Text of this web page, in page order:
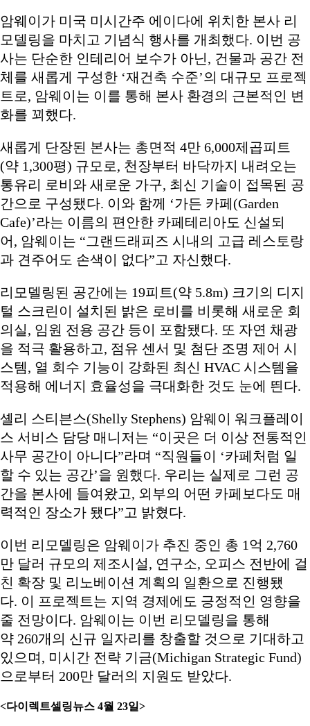
암웨이가 미국 미시간주 에이다에 위치한 본사 리
모델링을 마치고 기념식 행사를 개최했다. 이번 공
사는 단순한 인테리어 보수가 아닌, 건물과 공간 전
체를 새롭게 구성한 ‘재건축 수준’의 대규모 프로젝
트로, 암웨이는 이를 통해 본사 환경의 근본적인 변
화를 꾀했다.
새롭게 단장된 본사는 총면적 4만 6,000제곱피트
(약 1,300평) 규모로, 천장부터 바닥까지 내려오는
통유리 로비와 새로운 가구, 최신 기술이 접목된 공
간으로 구성됐다. 이와 함께 ‘가든 카페(Garden
Cafe)’라는 이름의 편안한 카페테리아도 신설되
어, 암웨이는 “그랜드래피즈 시내의 고급 레스토랑
과 견주어도 손색이 없다”고 자신했다.
리모델링된 공간에는 19피트(약 5.8m) 크기의 디지
털 스크린이 설치된 밝은 로비를 비롯해 새로운 회
의실, 임원 전용 공간 등이 포함됐다. 또 자연 채광
을 적극 활용하고, 점유 센서 및 첨단 조명 제어 시
스템, 열 회수 기능이 강화된 최신 HVAC 시스템을
적용해 에너지 효율성을 극대화한 것도 눈에 띈다.
셸리 스티븐스(Shelly Stephens) 암웨이 워크플레이
스 서비스 담당 매니저는 “이곳은 더 이상 전통적인
사무 공간이 아니다”라며 “직원들이 ‘카페처럼 일
할 수 있는 공간’을 원했다. 우리는 실제로 그런 공
간을 본사에 들여왔고, 외부의 어떤 카페보다도 매
력적인 장소가 됐다”고 밝혔다.
이번 리모델링은 암웨이가 추진 중인 총 1억 2,760
만 달러 규모의 제조시설, 연구소, 오피스 전반에 걸
친 확장 및 리노베이션 계획의 일환으로 진행됐
다. 이 프로젝트는 지역 경제에도 긍정적인 영향을
줄 전망이다. 암웨이는 이번 리모델링을 통해
약 260개의 신규 일자리를 창출할 것으로 기대하고
있으며, 미시간 전략 기금(Michigan Strategic Fund)
으로부터 200만 달러의 지원도 받았다.
<다이렉트셀링뉴스 4월 23일>